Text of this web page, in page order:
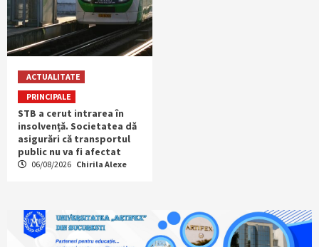
ACTUALITATE
PRINCIPALE
STB a cerut intrarea în
insolvență. Societatea dă
asigurări că transportul
public nu va fi afectat
06/08/2026 Chirila Alexe